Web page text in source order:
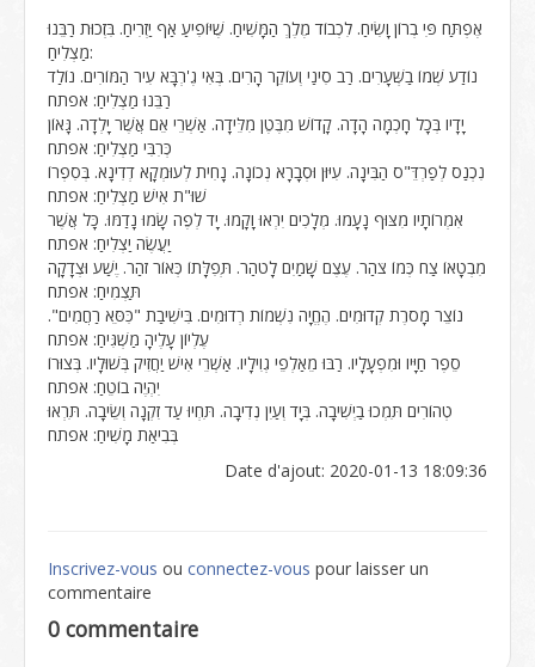
אֶפְתַּח פִּי בְרוֹן וָשִׂיחַ. לִכְבוֹד מֶלֶךְ הַמָּשִׁיחַ. שֶׁיּוֹפִיעַ אַף יַזְרִיחַ. בִּזְכוּת רַבֵּנוּ
מַצְלִיחַ:
נוֹדַע שְׁמוֹ בַשְּׁעָרִים. רַב סִינַי וְעוֹקֵר הָרִים. בְּאִי גֶ'רְבָּא עִיר הַמּוֹרִים. נוֹלַד
רַבֵּנוּ מַצְלִיחַ: אפתח
יָדָיו בְּכָל חָכְמָה הָדָה. קָדוֹשׁ מִבֶּטֶן מִלֵּידָה. אַשְׁרֵי אֵם אֲשֶׁר יָלְדָה. גָּאוֹן
כְּרִבִּי מַצְלִיחַ: אפתח
נִכְנַס לְפַרְדֵּ"ס הַבִּינָה. עִיּוּן וּסְבָרָא נְכוֹנָה. נָחִית לְעוּמְקָא דְדִינָא. בְּסִפְרוֹ
שׁוּ"ת אִישׁ מַצְלִיחַ: אפתח
אִמְרוֹתָיו מִצּוּף נָעָמוּ. מְלָכִים יִרְאוּ וָקָמוּ. יָד לְפֶה שָׂמוּ נָדַמּוּ. כָּל אֲשֶׁר
יַעֲשֶׂה יַצְלִיחַ: אפתח
מִבְטָאוֹ צַח כְּמוֹ צֹהַר. עֶצֶם שָׁמַיִם לָטֹהַר. תְּפִלָּתוֹ כְּאוֹר זֹהַר. יֶשַׁע וּצְדָקָה
תַּצְמִיחַ: אפתח
נוֹצֵר מָסֹרֶת קְדוּמִים. הֶחֱיָה נִשְׁמוֹת רְדוּמִים. בִּישִׁיבַת "כִּסֵּא רַחֲמִים".
עֶלְיוֹן עָלֶיהָ מַשְׁגִּיחַ: אפתח
סֵפֶר חַיָּיו וּמִפְעָלָיו. רַבּוּ מֵאַלְפֵי גְוִילָיו. אַשְׁרֵי אִישׁ יַחֲזִיק בְּשׁוּלָיו. בְּצוּרוֹ
יִהְיֶה בוֹטֵחַ: אפתח
טְהוֹרִים תִּמְכוּ בַיְשִׁיבָה. בְּיָד וְעַיִן נְדִיבָה. תִּחְיוּ עַד זִקְנָה וְשֵׂיבָה. תִּרְאוּ
בְּבִיאַת מָשִׁיחַ: אפתח
Date d'ajout: 2020-01-13 18:09:36
Inscrivez-vous ou connectez-vous pour laisser un
commentaire
0 commentaire